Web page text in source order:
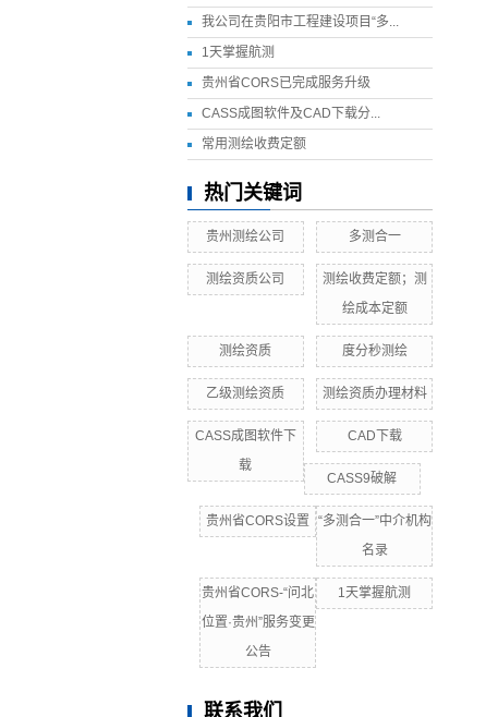
我公司在贵阳市工程建设项目“多...
1天掌握航测
贵州省CORS已完成服务升级
CASS成图软件及CAD下载分...
常用测绘收费定额
热门关键词
贵州测绘公司 多测合一
测绘资质公司
测绘收费定额；测
绘成本定额
测绘资质 度分秒测绘
乙级测绘资质 测绘资质办理材料
CASS成图软件下
载
CAD下载
CASS9破解
贵州省CORS设置
“多测合一”中介机构
名录
贵州省CORS-“问北
位置·贵州”服务变更
公告
1天掌握航测
联系我们